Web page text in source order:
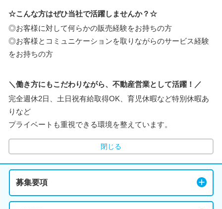
☆こんな方はぜひ当社で活躍しませんか？☆
◎お客様に対して何らかの販売経験をお持ちの方
◎お客様とコミュニケーションを取りながらのサービス経験
をお持ちの方
＼働き方にもこだわりながら、不動産営業として活躍！／
完全週休2日、土日祝有給取得OK、育児休暇など特別休暇あ
りなど
プライベートも重視できる環境を整えています。
閉じる
募集要項